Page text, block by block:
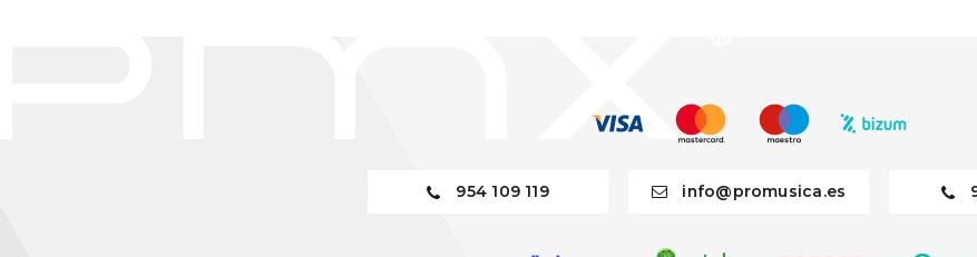
954 109 119 info@promusica.es